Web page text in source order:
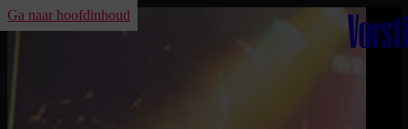
Ga naar hoofdinhoud